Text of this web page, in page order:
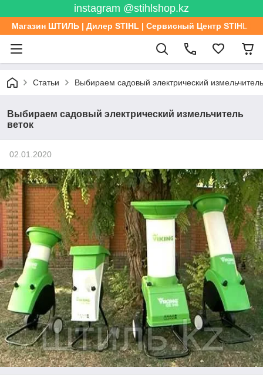
instagram @stihlshop.kz
Магазин ШТИЛЬ | Дилер STIHL | Сервисный Центр STIHL
Статьи Выбираем садовый электрический
Выбираем садовый электрический измельчитель
веток
02.01.2020